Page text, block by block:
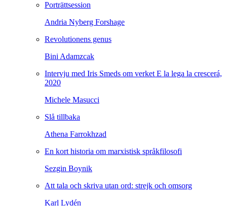
Porträttsession
Andria Nyberg Forshage
Revolutionens genus
Bini Adamzcak
Intervju med Iris Smeds om verket E la lega la crescerá,
2020
Michele Masucci
Slå tillbaka
Athena Farrokhzad
En kort historia om marxistisk språkfilosofi
Sezgin Boynik
Att tala och skriva utan ord: strejk och omsorg
Karl Lydén